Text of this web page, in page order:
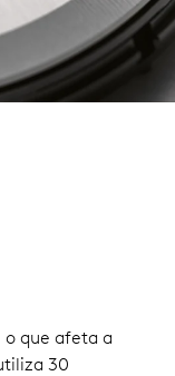
o que afeta a
30